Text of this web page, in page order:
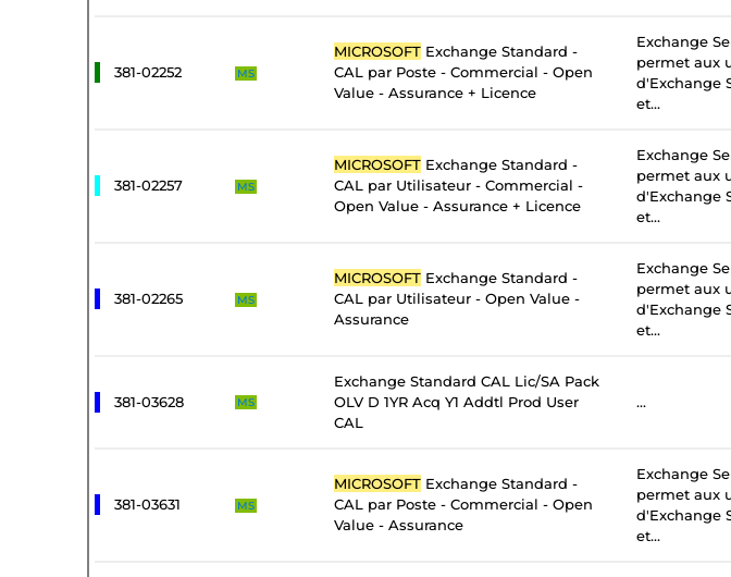
381-02252 MS
MICROSOFT Exchange Standard -
CAL par Poste - Commercial - Open
Value - Assurance + Licence
Exchange
permet aux
d'Exchange
et...
381-02257 MS
MICROSOFT Exchange Standard -
CAL par Utilisateur - Commercial -
Open Value - Assurance + Licence
Exchange
permet aux
d'Exchange
et...
381-02265 MS
MICROSOFT Exchange Standard -
CAL par Utilisateur - Open Value -
Assurance
Exchange
permet aux
d'Exchange
et...
381-03628 MS
Exchange Standard CAL Lic/SA Pack
OLV D 1YR Acq Y1 Addtl Prod User
CAL
...
381-03631 MS
MICROSOFT Exchange Standard -
CAL par Poste - Commercial - Open
Value - Assurance
Exchange
permet aux
d'Exchange
et...